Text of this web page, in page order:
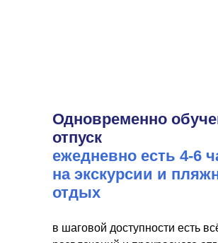
Одновременно
отпуск
ежедневно есть 4-6
на экскурсии и
отдых
в шаговой доступности есть